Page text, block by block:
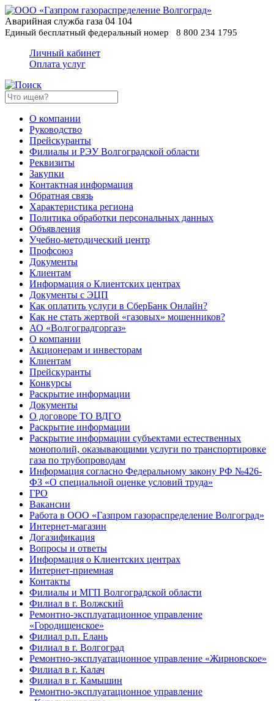
Аварийная служба газа 04 104
Единый бесплатный федеральный номер
8 800 234 1795
Личный кабинет
Оплата услуг
О компании
Руководство
Прейскуранты
Филиалы и РЭУ Волгоградской области
Реквизиты
Закупки
Контактная информация
Обратная связь
Характеристика региона
Политика обработки персональных данных
Oбъявления
Учебно-методический центр
Профсоюз
Документы
Клиентам
Информация о Клиентских центрах
Документы с ЭЦП
Как оплатить услуги в СберБанк Онлайн?
Как не стать жертвой «газовых» мошенников?
АО «Волгоградгоргаз»
О компании
Акционерам и инвесторам
Клиентам
Прейскуранты
Конкурсы
Раскрытие информации
Документы
О договоре ТО ВДГО
Раскрытие информации
Раскрытие информации субъектами естественных
монополий, оказывающими услуги по транспортировке
газа по трубопроводам
Информация согласно Федеральному закону РФ №426-
ФЗ «О специальной оценке условий труда»
ГРО
Вакансии
Работа в ООО «Газпром газораспределение Волгоград»
Интернет-магазин
Догазификация
Вопросы и ответы
Информация о Клиентских центрах
Интернет-приемная
Контакты
Филиалы и МГП Волгоградской области
Филиал в г. Волжский
Ремонтно-эксплуатационное управление
«Городищенское»
Филиал р.п. Елань
Филиал в г. Волгоград
Ремонтно-эксплуатационное управление «Жирновское»
Филиал в г. Калач
Филиал в г. Камышин
Ремонтно-эксплуатационное управление